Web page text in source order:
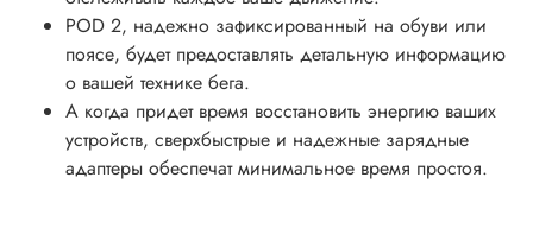
POD 2, надежно зафиксированный на обуви или
поясе, будет предоставлять детальную информацию
о вашей технике бега.
А когда придет время восстановить энергию ваших
устройств, сверхбыстрые и надежные зарядные
адаптеры обеспечат минимальное время простоя.